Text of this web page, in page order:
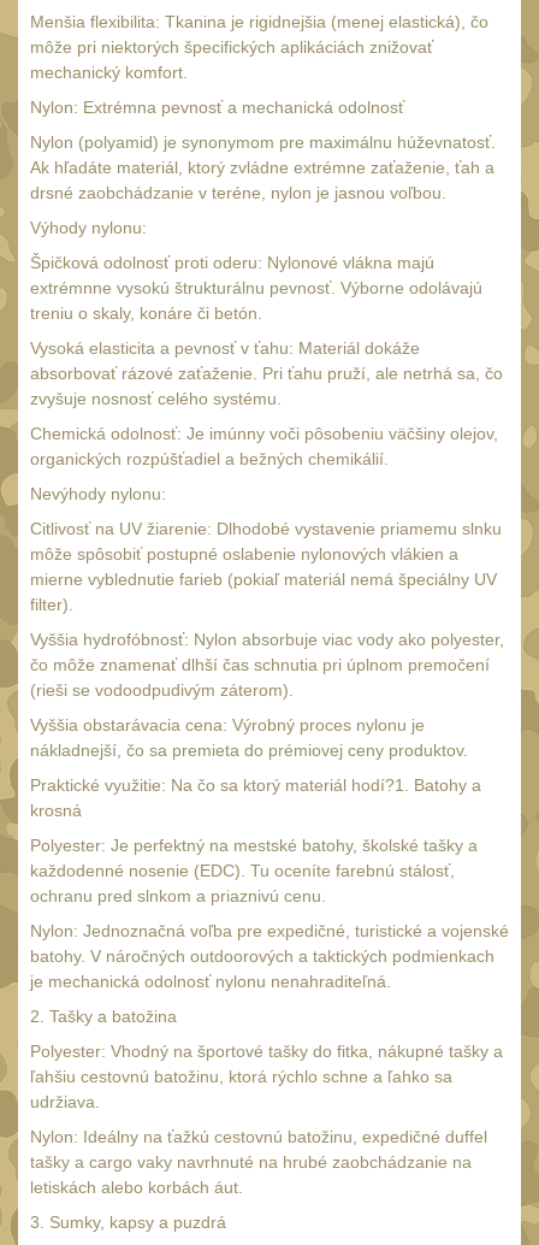
AK4710
.2210
.223 (5.56mm) 9
.243 .260 (6.5mm) 7
.270 .280 (7mm) 8
.30 .308 (7.62mm)
12GA, 20GA 14
.40 .41 10
.44 .45 11
.357 .38 (9mm)11
19118
AR15 19
AK47
.22
.223 (5.56mm) 8
.243 .260 (6.5mm)7
.270 .280 (7mm) 7
.30 .308 (7.62mm)
12GA, 20GA
.40 .416
.44 .456
.357 .38 (9mm)7
1911
SVIETIDLÁ(89)
Méně než 200 lm 1
200 - 500 lm
510 - 990 lm 3
1000 - 2000 lm
Menšia flexibilita: Tkanina je rigidnejšia (menej elastická), čo
môže pri niektorých špecifických aplikáciách znižovať
mechanický komfort.
Nylon: Extrémna pevnosť a mechanická odolnosť
Nylon (polyamid) je synonymom pre maximálnu húževnatosť.
Ak hľadáte materiál, ktorý zvládne extrémne zaťaženie, ťah a
drsné zaobchádzanie v teréne, nylon je jasnou voľbou.
Výhody nylonu:
Špičková odolnosť proti oderu: Nylonové vlákna majú
extrémnne vysokú štrukturálnu pevnosť. Výborne odolávajú
treniu o skaly, konáre či betón.
Vysoká elasticita a pevnosť v ťahu: Materiál dokáže
absorbovať rázové zaťaženie. Pri ťahu pruží, ale netrhá sa, čo
zvyšuje nosnosť celého systému.
Chemická odolnosť: Je imúnny voči pôsobeniu väčšiny olejov,
organických rozpúšťadiel a bežných chemikálií.
Nevýhody nylonu:
Citlivosť na UV žiarenie: Dlhodobé vystavenie priamemu slnku
môže spôsobiť postupné oslabenie nylonových vlákien a
mierne vyblednutie farieb (pokiaľ materiál nemá špeciálny UV
filter).
Vyššia hydrofóbnosť: Nylon absorbuje viac vody ako polyester,
čo môže znamenať dlhší čas schnutia pri úplnom premočení
(rieši se vodoodpudivým záterom).
Vyššia obstarávacia cena: Výrobný proces nylonu je
nákladnejší, čo sa premieta do prémiovej ceny produktov.
Praktické využitie: Na čo sa ktorý materiál hodí?1. Batohy a
krosná
Polyester: Je perfektný na mestské batohy, školské tašky a
každodenné nosenie (EDC). Tu oceníte farebnú stálosť,
ochranu pred slnkom a priaznivú cenu.
Nylon: Jednoznačná voľba pre expedičné, turistické a vojenské
batohy. V náročných outdoorových a taktických podmienkach
je mechanická odolnosť nylonu nenahraditeľná.
2. Tašky a batožina
Polyester: Vhodný na športové tašky do fitka, nákupné tašky a
ľahšiu cestovnú batožinu, ktorá rýchlo schne a ľahko sa
udržiava.
Nylon: Ideálny na ťažkú cestovnú batožinu, expedičné duffel
tašky a cargo vaky navrhnuté na hrubé zaobchádzanie na
letiskách alebo korbách áut.
3. Sumky, kapsy a puzdrá